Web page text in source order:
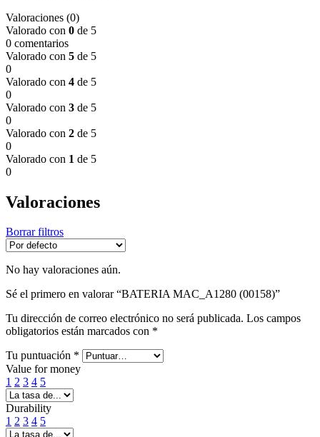
Valoraciones (0)
Valorado con 0 de 5
0 comentarios
Valorado con 5 de 5
0
Valorado con 4 de 5
0
Valorado con 3 de 5
0
Valorado con 2 de 5
0
Valorado con 1 de 5
0
Valoraciones
Borrar filtros
No hay valoraciones aún.
Sé el primero en valorar “BATERIA MAC_A1280 (00158)”
Tu dirección de correo electrónico no será publicada. Los campos
obligatorios están marcados con *
Tu puntuación *
Value for money
1 2 3 4 5
Durability
1 2 3 4 5